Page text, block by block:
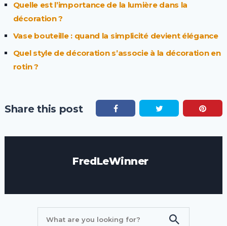
Quelle est l’importance de la lumière dans la
décoration ?
Vase bouteille : quand la simplicité devient élégance
Quel style de décoration s’associe à la décoration en
rotin ?
Share this post
FredLeWinner